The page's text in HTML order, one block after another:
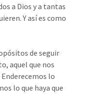
a Dios y a tantas
Y así es como
de seguir
aquel que nos
lo
lo que haya que